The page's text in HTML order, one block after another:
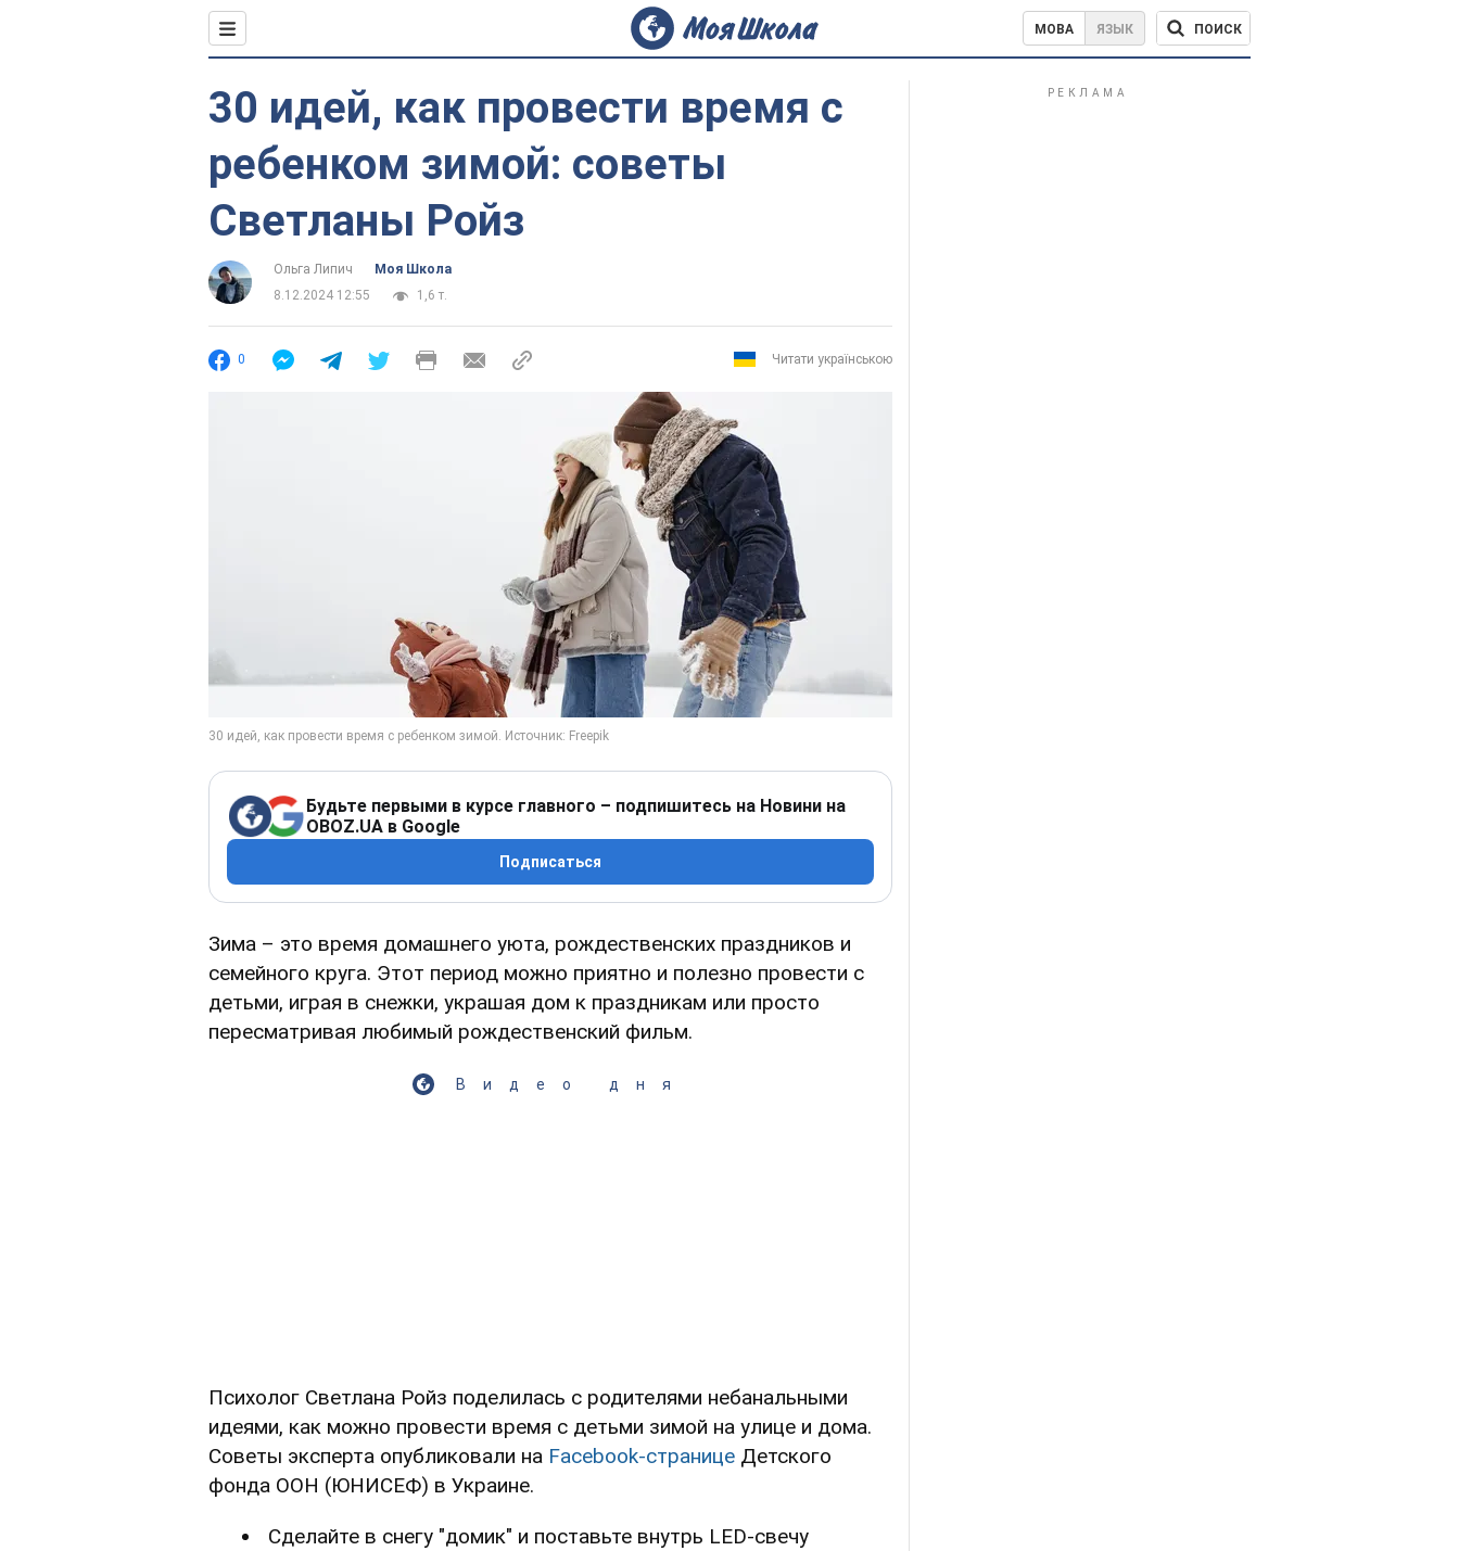
МОВА ЯЗЫК ПОИСК
30 идей, как провести время с
ребенком зимой: советы
Светланы Ройз
Ольга Липич
Моя Школа
8.12.2024 12:55
1,6 т.
0 Читати українською
Будьте первыми в курсе главного – подпишитесь на Новини на
OBOZ.UA в Google
Подписаться
Зима – это время домашнего уюта, рождественских праздников и
семейного круга. Этот период можно приятно и полезно провести с
детьми, играя в снежки, украшая дом к праздникам или просто
пересматривая любимый рождественский фильм.
Видео дня
Психолог Светлана Ройз поделилась с родителями небанальными
идеями, как можно провести время с детьми зимой на улице и дома.
Советы эксперта опубликовали на Facebook-странице Детского
фонда ООН (ЮНИСЕФ) в Украине.
Сделайте в снегу "домик" и поставьте внутрь LED-свечу